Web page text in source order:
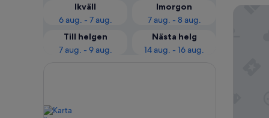
Ikväll
6 aug. - 7 aug.
Imorgon
7 aug. - 8 aug.
Till helgen
7 aug. - 9 aug.
Nästa helg
14 aug. - 16 aug.